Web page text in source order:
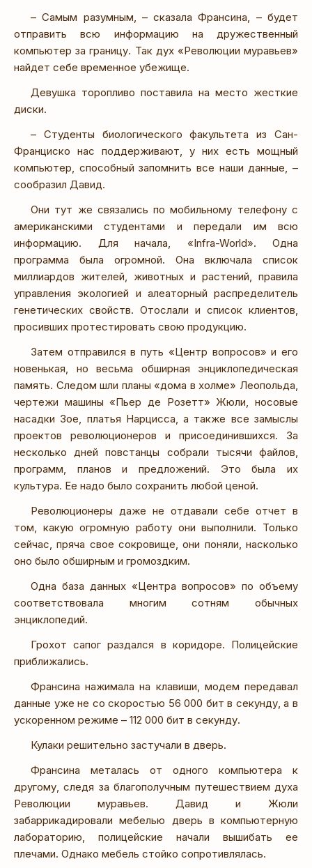
– Самым разумным, – сказала Франсина, – будет
отправить всю информацию на дружественный
компьютер за границу. Так дух «Революции муравьев»
найдет себе временное убежище.
Девушка торопливо поставила на место жесткие
диски.
– Студенты биологического факультета из Сан-
Франциско нас поддерживают, у них есть мощный
компьютер, способный запомнить все наши данные, –
сообразил Давид.
Они тут же связались по мобильному телефону с
американскими студентами и передали им всю
информацию. Для начала, «Infra-World». Одна
программа была огромной. Она включала список
миллиардов жителей, животных и растений, правила
управления экологией и алеаторный распределитель
генетических свойств. Отослали и список клиентов,
просивших протестировать свою продукцию.
Затем отправился в путь «Центр вопросов» и его
новенькая, но весьма обширная энциклопедическая
память. Следом шли планы «дома в холме» Леопольда,
чертежи машины «Пьер де Розетт» Жюли, носовые
насадки Зое, платья Нарцисса, а также все замыслы
проектов революционеров и присоединившихся. За
несколько дней повстанцы собрали тысячи файлов,
программ, планов и предложений. Это была их
культура. Ее надо было сохранить любой ценой.
Революционеры даже не отдавали себе отчет в
том, какую огромную работу они выполнили. Только
сейчас, пряча свое сокровище, они поняли, насколько
оно было обширным и громоздким.
Одна база данных «Центра вопросов» по объему
соответствовала многим сотням обычных
энциклопедий.
Грохот сапог раздался в коридоре. Полицейские
приближались.
Франсина нажимала на клавиши, модем передавал
данные уже не со скоростью 56 000 бит в секунду, а в
ускоренном режиме – 112 000 бит в секунду.
Кулаки решительно застучали в дверь.
Франсина металась от одного компьютера к
другому, следя за благополучным путешествием духа
Революции муравьев. Давид и Жюли
забаррикадировали мебелью дверь в компьютерную
лабораторию, полицейские начали вышибать ее
плечами. Однако мебель стойко сопротивлялась.